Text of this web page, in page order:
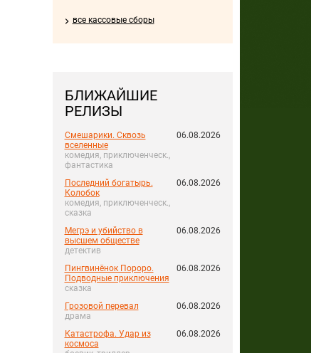
все кассовые сборы
БЛИЖАЙШИЕ
РЕЛИЗЫ
Смешарики. Сквозь
вселенные
комедия, приключенческ.,
фантастика
06.08.2026
Последний богатырь.
Колобок
комедия, приключенческ.,
сказка
06.08.2026
Мегрэ и убийство в
высшем обществе
детектив
06.08.2026
Пингвинёнок Пороро.
Подводные приключения
сказка
06.08.2026
Грозовой перевал
драма
06.08.2026
Катастрофа. Удар из
космоса
06.08.2026